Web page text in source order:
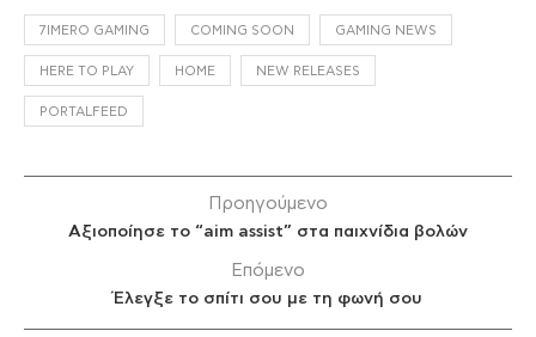
7IMERO GAMING COMING SOON GAMING NEWS
HERE TO PLAY HOME NEW RELEASES
PORTALFEED
Προηγούμενο
Αξιοποίησε το “aim assist” στα παιχνίδια βολών
Επόμενο
Έλεγξε το σπίτι σου με τη φωνή σου